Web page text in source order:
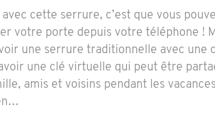
avec cette serrure, c’est que vous
votre porte depuis votre téléphone !
une serrure traditionnelle avec une
une clé virtuelle qui peut être
amis et voisins pendant les